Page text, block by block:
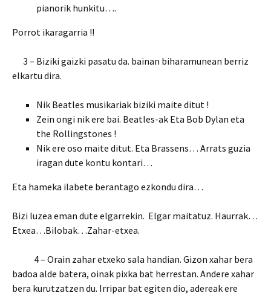
pianorik hunkitu….
Porrot ikaragarria !!
3 – Biziki gaizki pasatu da. bainan biharamunean berriz
elkartu dira.
Nik Beatles musikariak biziki maite ditut !
Zein ongi nik ere bai. Beatles-ak Eta Bob Dylan eta
the Rollingstones !
Nik ere oso maite ditut. Eta Brassens… Arrats guzia
iragan dute kontu kontari…
Eta hameka ilabete berantago ezkondu dira…
Bizi luzea eman dute elgarrekin. Elgar maitatuz. Haurrak…
Etxea…Bilobak…Zahar-etxea.
4 – Orain zahar etxeko sala handian. Gizon xahar bera
badoa alde batera, oinak pixka bat herrestan. Andere xahar
bera kurutzatzen du. Irripar bat egiten dio, adereak ere